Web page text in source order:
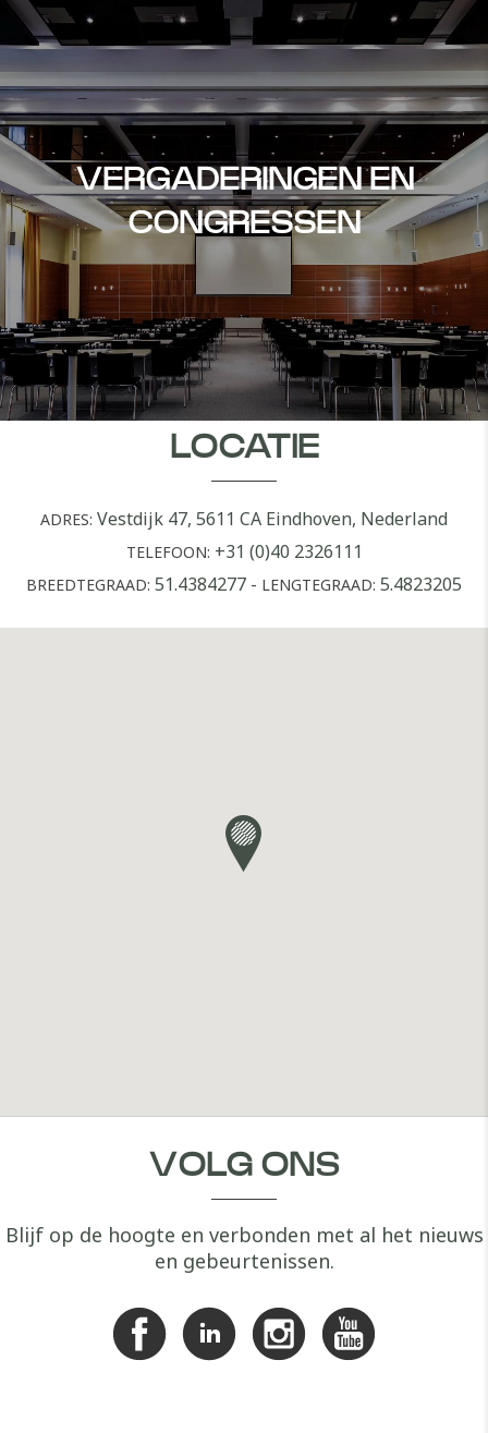
VERGADERINGEN EN
CONGRESSEN
LOCATIE
ADRES: Vestdijk 47, 5611 CA Eindhoven, Nederland
TELEFOON: +31 (0)40 2326111
BREEDTEGRAAD: 51.4384277 - LENGTEGRAAD: 5.4823205
VOLG ONS
Blijf op de hoogte en verbonden met al het nieuws
en gebeurtenissen.